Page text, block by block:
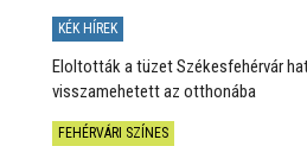
KÉK HÍREK
Eloltották a tüzet Székesfehérvár
visszamehetett az otthonába
FEHÉRVÁRI SZÍNES